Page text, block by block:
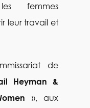
femmes
leur travail et
de
Heyman &
», aux